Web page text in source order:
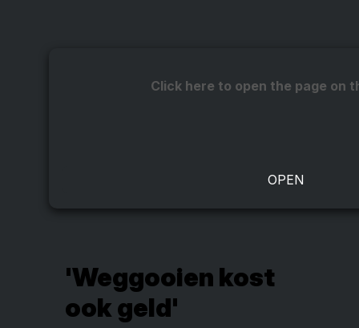
Click here to open the page on
'Weggooien kost
ook geld'